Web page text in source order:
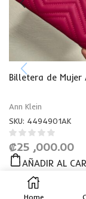
Billetera de Mujer
Ann Klein
SKU: 4494901AK
₡25 ,000.00
AÑADIR AL
Home